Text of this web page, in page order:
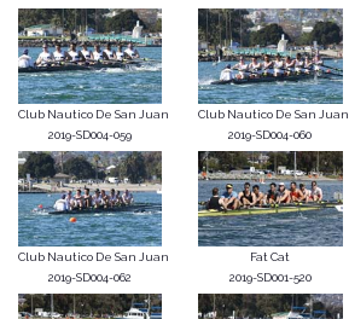
Club Nautico De San Juan
2019-SD004-059
Club Nautico De San Juan
2019-SD004-060
Club Nautico De San Juan
2019-SD004-062
Fat Cat
2019-SD001-520